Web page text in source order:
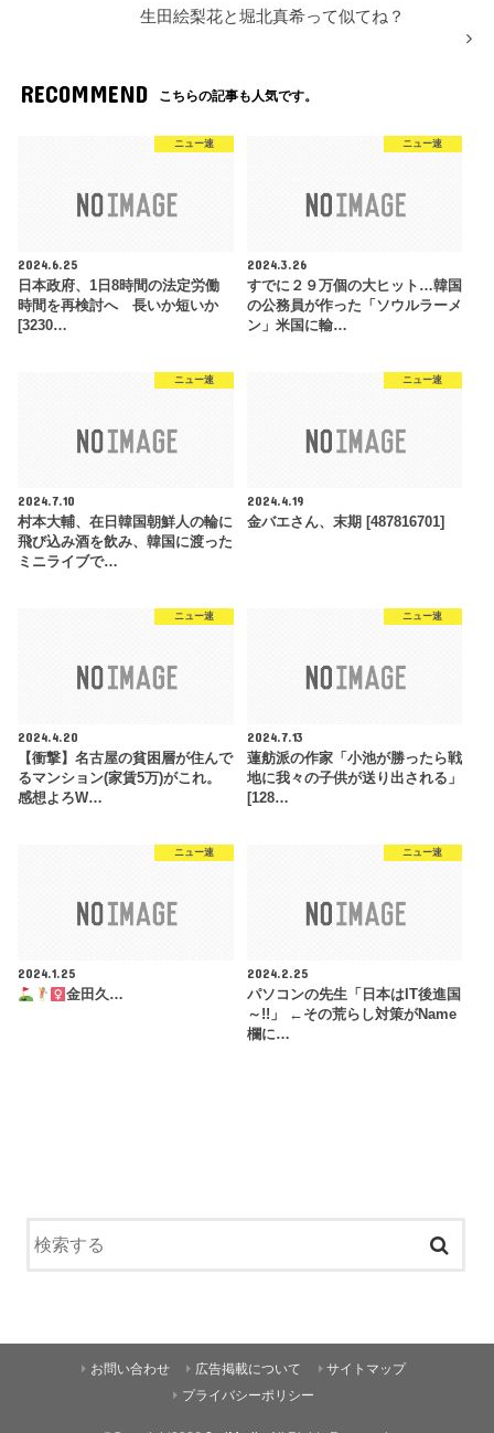
生田絵梨花と堀北真希って似てね？
RECOMMEND こちらの記事も人気です。
ニュー速
2024.6.25
日本政府、1日8時間の法定労働
時間を再検討へ 長いか短いか
[3230…
ニュー速
2024.3.26
すでに２９万個の大ヒット…韓国
の公務員が作った「ソウルラーメ
ン」米国に輸…
ニュー速
2024.7.10
村本大輔、在日韓国朝鮮人の輪に
飛び込み酒を飲み、韓国に渡った
ミニライブで…
ニュー速
2024.4.19
金バエさん、末期 [487816701]
ニュー速
2024.4.20
【衝撃】名古屋の貧困層が住んで
るマンション(家賃5万)がこれ。
感想よろW…
ニュー速
2024.7.13
蓮舫派の作家「小池が勝ったら戦
地に我々の子供が送り出される」
[128…
ニュー速
2024.1.25
金田久…
ニュー速
2024.2.25
パソコンの先生「日本はIT後進国
～!!」 ←その荒らし対策がName
欄に…
お問い合わせ 広告掲載について
サイトマップ
プライバシーポリシー